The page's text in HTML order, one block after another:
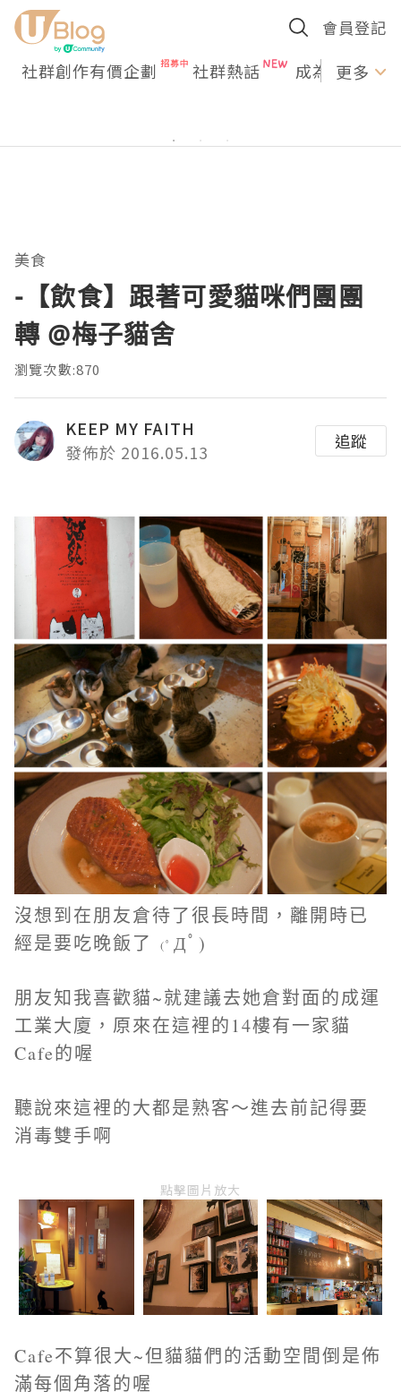
會員登記
社群創作有價企劃 社群熱話 成為U更多
美食
-【飲食】跟著可愛貓咪們團團
轉 @梅子貓舍
瀏覽次數:870
KEEP MY FAITH
發佈於 2016.05.13
追蹤
沒想到在朋友倉待了很長時間，離開時已
經是要吃晚飯了
(ﾟ Дﾟ)
朋友知我喜歡貓~就建議去她倉對面的成運
工業大廈，原來在這裡的14樓有一家貓
Cafe的喔
聽說來這裡的大都是熟客～進去前記得要
消毒雙手啊
點擊圖片放大
Cafe不算很大~但貓貓們的活動空間倒是佈
滿每個角落的喔